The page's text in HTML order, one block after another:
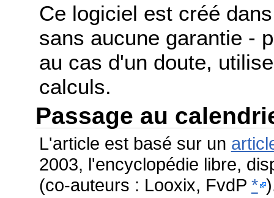
Ce logiciel est créé
sans aucune garantie -
au cas d'un doute,
calculs.
Passage au
L'article est basé sur un
2003, l'encyclopédie libre,
(co-auteurs : Looxix, FvdP *